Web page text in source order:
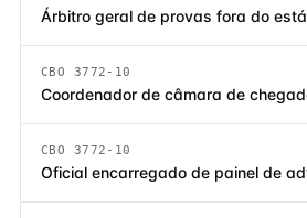
Árbitro geral de provas fora do
CBO 3772-10
Coordenador de câmara de
CBO 3772-10
Oficial encarregado de painel de